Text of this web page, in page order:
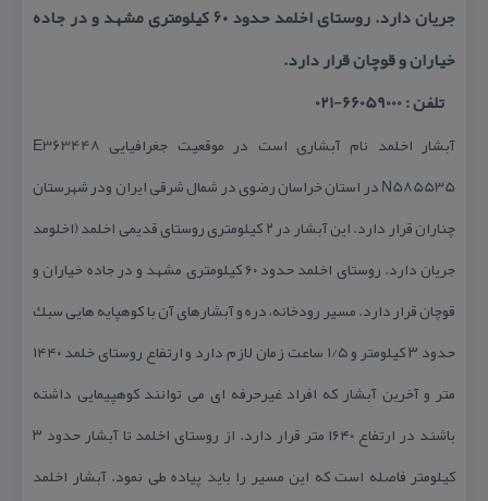
جریان دارد. روستای اخلمد حدود ۶۰ كیلومتری مشهد و در جاده
خیاران و قوچان قرار دارد.
تلفن : 66059000-021
آبشار اخلمد نام آبشاری است در موقعیت جغرافیایی E363448
N585535 در استان خراسان رضوی در شمال شرقی ایران ودر شهرستان
چناران قرار دارد. این آبشار در ۲ كیلومتری روستای قدیمی اخلمد (اخلومد
جریان دارد. روستای اخلمد حدود ۶۰ كیلومتری مشهد و در جاده خیاران و
قوچان قرار دارد. مسیر رودخانه، دره و آبشارهای آن با كوهپایه هایی سبك
حدود ۳ كیلومتر و ۱/۵ ساعت زمان لازم دارد و ارتفاع روستای خلمد ۱۴۴۰
متر و آخرین آبشار كه افراد غیرحرفه ای می توانند كوهپیمایی داشته
باشند در ارتفاع ۱۶۴۰ متر قرار دارد. از روستای اخلمد تا آبشار حدود ۳
كیلومتر فاصله است كه این مسیر را باید پیاده طی نمود. آبشار اخلمد